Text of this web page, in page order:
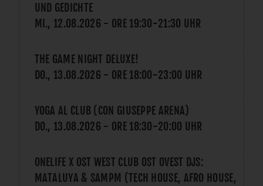
UND GEDICHTE
MI., 12.08.2026 - ORE 19:30-21:30 UHR
THE GAME NIGHT DELUXE!
DO., 13.08.2026 - ORE 18:00-23:00 UHR
YOGA AL CLUB (CON GIUSEPPE ARENA)
DO., 13.08.2026 - ORE 18:30-20:00 UHR
ONELIFE X OST WEST CLUB OST OVEST DJS:
MATALUYA & SAMPM (TECH HOUSE, AFRO HOUSE,